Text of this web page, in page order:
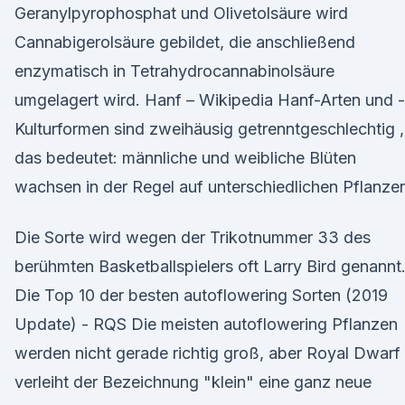
Geranylpyrophosphat und Olivetolsäure wird
Cannabigerol­säure gebildet, die anschließend
enzymatisch in Tetrahydrocannabinolsäure
umgelagert wird. Hanf – Wikipedia Hanf-Arten und -
Kulturformen sind zweihäusig getrenntgeschlechtig ,
das bedeutet: männliche und weibliche Blüten
wachsen in der Regel auf unterschiedlichen
Die Sorte wird wegen der Trikotnummer 33 des
berühmten Basketballspielers oft Larry Bird genannt.
Die Top 10 der besten autoflowering Sorten (2019
Update) - RQS Die meisten autoflowering Pflanzen
werden nicht gerade richtig groß, aber Royal Dwarf
verleiht der Bezeichnung "klein" eine ganz neue